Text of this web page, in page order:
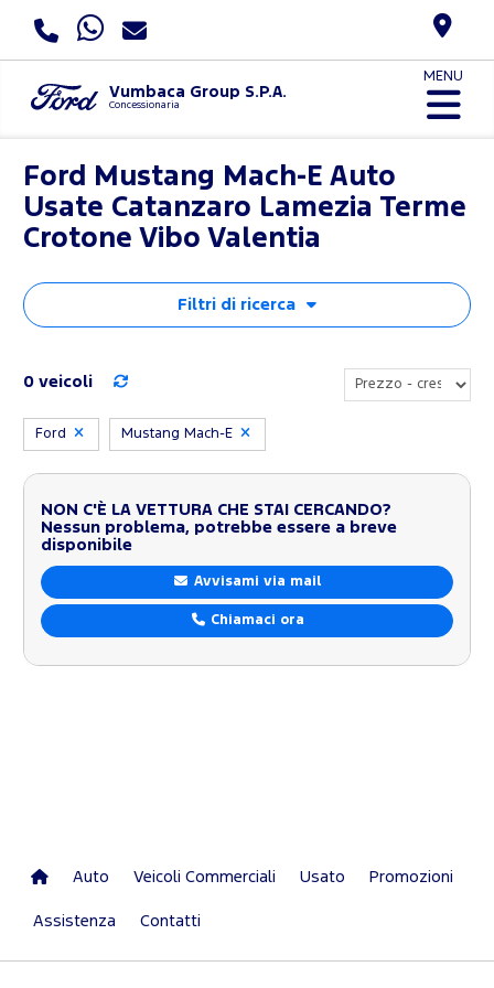
Vumbaca Group S.P.A.
Concessionaria
MENU
Ford Mustang Mach-E Auto
Usate Catanzaro Lamezia Terme
Crotone Vibo Valentia
Filtri di ricerca
0 veicoli
Ford Mustang Mach-E
NON C'È LA VETTURA CHE STAI CERCANDO?
Nessun problema, potrebbe essere a breve
disponibile
Avvisami via mail
Chiamaci ora
Auto Veicoli Commerciali Usato Promozioni
Assistenza Contatti